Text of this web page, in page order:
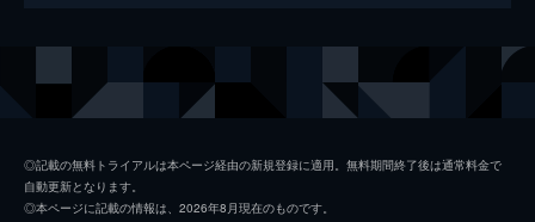
久喜香織 新木優子
◎記載の無料トライアルは本ページ経由の新規登録に適用。無料期間終了後は通常料金で
自動更新となります。
◎本ページに記載の情報は、2026年8月現在のものです。